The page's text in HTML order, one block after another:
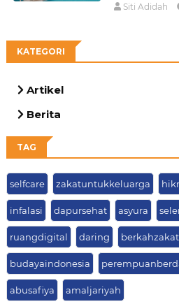
Siti Adidah
KATEGORI
Artikel
Berita
TAG
selfcare zakatuntukkeluarga
infalasi dapursehat asyura
ruangdigital daring berkahzakat
budayaindonesia
abusafiya amaljariyah